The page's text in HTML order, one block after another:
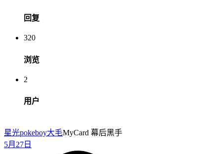
回复
320
浏览
2
用户
星光pokeboy大毛MyCard 幕后黑手
5月27日